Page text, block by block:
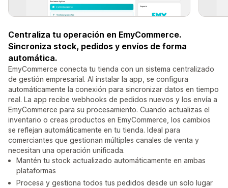
Centraliza tu operación en EmyCommerce.
Sincroniza stock, pedidos y envíos de forma
automática.
EmyCommerce conecta tu tienda con un sistema centralizado
de gestión empresarial. Al instalar la app, se configura
automáticamente la conexión para sincronizar datos en tiempo
real. La app recibe webhooks de pedidos nuevos y los envía a
EmyCommerce para su procesamiento. Cuando actualizas el
inventario o creas productos en EmyCommerce, los cambios
se reflejan automáticamente en tu tienda. Ideal para
comerciantes que gestionan múltiples canales de venta y
necesitan una operación unificada.
Mantén tu stock actualizado automáticamente en ambas
plataformas
Procesa y gestiona todos tus pedidos desde un solo lugar